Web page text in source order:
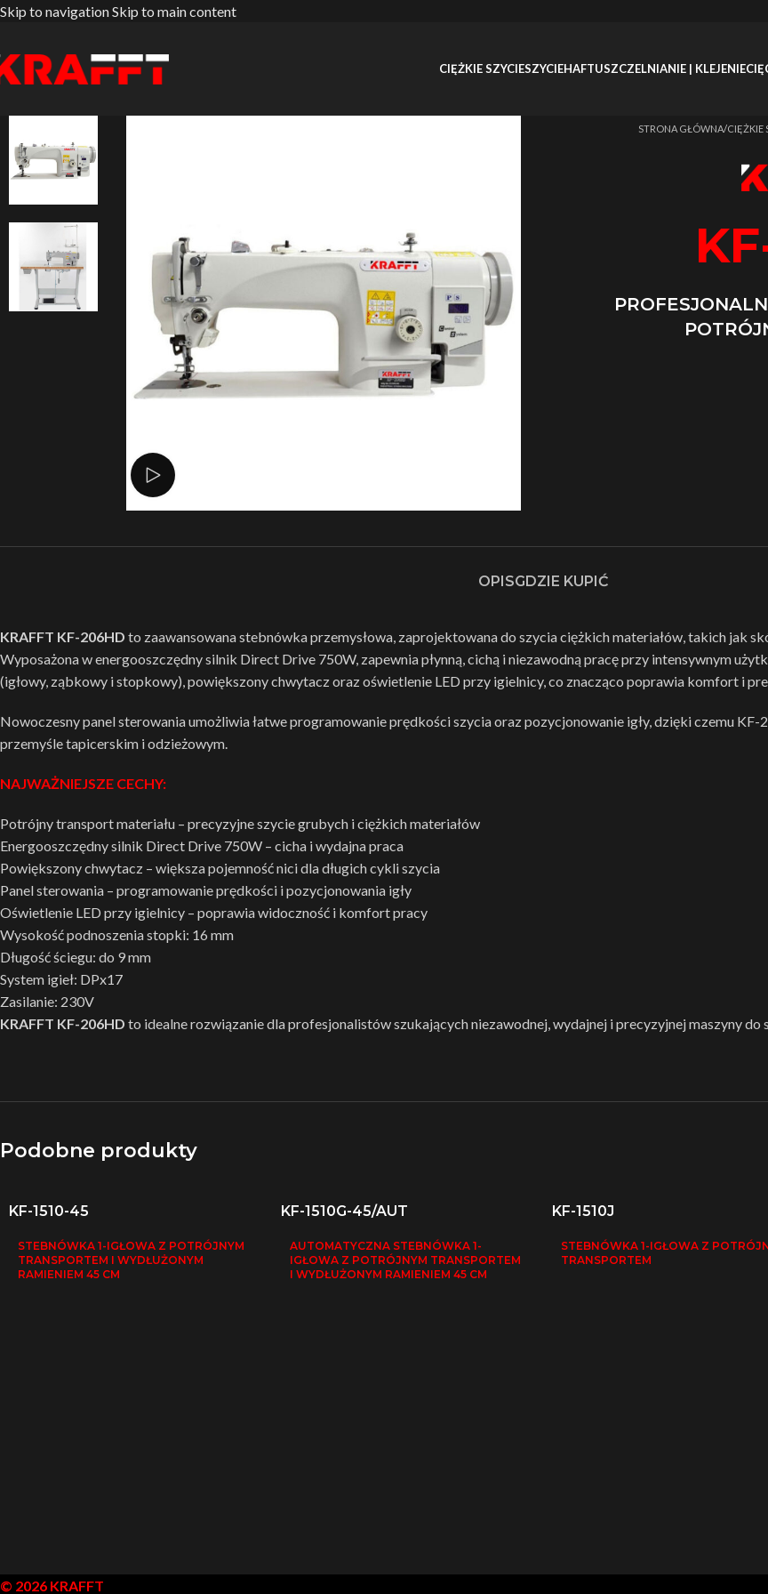
Skip to navigationSkip to main content
CIĘŻKIE SZYCIESZYCIEHAFTUSZCZELNIANIE | KLEJENIE
Strona główna/CIĘŻKIE
OPISGDZIE KUPIĆ
KRAFFT KF-206HD to zaawansowana stebnówka przemysłowa, zaprojektowana do szycia ciężkich materiałów, takich jak
Wyposażona w energooszczędny silnik Direct Drive 750W, zapewnia płynną, cichą i niezawodną pracę przy intensywnym
(igłowy, ząbkowy i stopkowy), powiększony chwytacz oraz oświetlenie LED przy igielnicy, co znacząco poprawia komfort i
Nowoczesny panel sterowania umożliwia łatwe programowanie prędkości szycia oraz pozycjonowanie igły, dzięki czemu
przemyśle tapicerskim i odzieżowym.
NAJWAŻNIEJSZE CECHY:
Potrójny transport materiału – precyzyjne szycie grubych i ciężkich materiałów
Energooszczędny silnik Direct Drive 750W – cicha i wydajna praca
Powiększony chwytacz – większa pojemność nici dla długich cykli szycia
Panel sterowania – programowanie prędkości i pozycjonowania igły
Oświetlenie LED przy igielnicy – poprawia widoczność i komfort pracy
Wysokość podnoszenia stopki: 16 mm
Długość ściegu: do 9 mm
System igieł: DPx17
Zasilanie: 230V
KRAFFT KF-206HD to idealne rozwiązanie dla profesjonalistów szukających niezawodnej, wydajnej i precyzyjnej maszyny
Podobne produkty
KF-1510-45
STEBNÓWKA 1-IGŁOWA Z POTRÓJNYM
TRANSPORTEM I WYDŁUŻONYM
RAMIENIEM 45 CM
KF-1510G-45/AUT
AUTOMATYCZNA STEBNÓWKA 1-
IGŁOWA Z POTRÓJNYM TRANSPORTEM
I WYDŁUŻONYM RAMIENIEM 45 CM
KF-1510J
STEBNÓWKA 1-IGŁOWA Z
TRANSPORTEM
© 2026 KRAFFT